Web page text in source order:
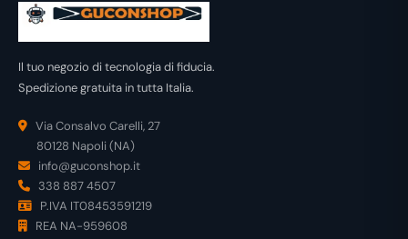
Il tuo negozio di tecnologia di fiducia.
Spedizione gratuita in tutta Italia.
Via Consalvo Carelli, 27
80128 Napoli (NA)
info@guconshop.it
338 887 4507
P.IVA IT08453591219
REA NA-959608